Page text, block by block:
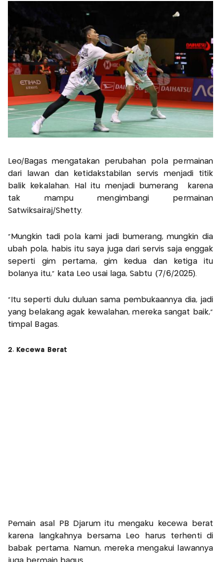
Leo/Bagas mengatakan perubahan pola permainan
dari lawan dan ketidakstabilan servis menjadi titik
balik kekalahan. Hal itu menjadi bumerang karena
tak mampu mengimbangi permainan
Satwiksairaj/Shetty.
“Mungkin tadi pola kami jadi bumerang, mungkin dia
ubah pola, habis itu saya juga dari servis saja enggak
seperti gim pertama, gim kedua dan ketiga itu
bolanya itu,” kata Leo usai laga, Sabtu (7/6/2025).
“Itu seperti dulu duluan sama pembukaannya dia, jadi
yang belakang agak kewalahan, mereka sangat baik,”
timpal Bagas.
2. Kecewa Berat
Pemain asal PB Djarum itu mengaku kecewa berat
karena langkahnya bersama Leo harus terhenti di
babak pertama. Namun, mereka mengakui lawannya